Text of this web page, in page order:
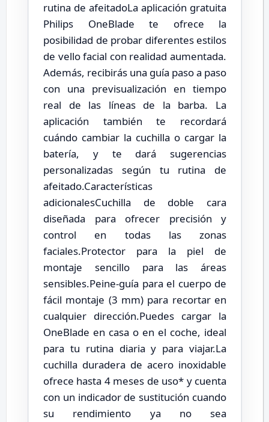
rutina de afeitadoLa aplicación gratuita
Philips OneBlade te ofrece la
posibilidad de probar diferentes estilos
de vello facial con realidad aumentada.
Además, recibirás una guía paso a paso
con una previsualización en tiempo
real de las líneas de la barba. La
aplicación también te recordará
cuándo cambiar la cuchilla o cargar la
batería, y te dará sugerencias
personalizadas según tu rutina de
afeitado.Características
adicionalesCuchilla de doble cara
diseñada para ofrecer precisión y
control en todas las zonas
faciales.Protector para la piel de
montaje sencillo para las áreas
sensibles.Peine-guía para el cuerpo de
fácil montaje (3 mm) para recortar en
cualquier dirección.Puedes cargar la
OneBlade en casa o en el coche, ideal
para tu rutina diaria y para viajar.La
cuchilla duradera de acero inoxidable
ofrece hasta 4 meses de uso* y cuenta
con un indicador de sustitución cuando
su rendimiento ya no sea